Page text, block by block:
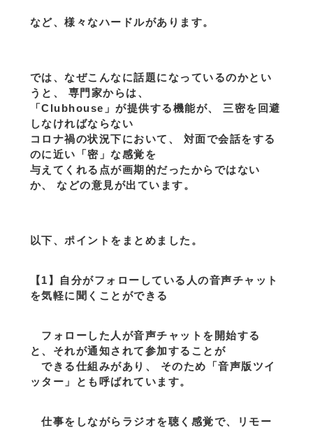
など、様々なハードルがあります。
では、なぜこんなに話題になっているのかとい
うと、 専門家からは、
「Clubhouse」が提供する機能が、 三密を回避
しなければならない
コロナ禍の状況下において、 対面で会話をする
のに近い「密」な感覚を
与えてくれる点が画期的だったからではない
か、 などの意見が出ています。
以下、ポイントをまとめました。
【1】自分がフォローしている人の音声チャット
を気軽に聞くことができる
フォローした人が音声チャットを開始する
と、それが通知されて参加することが
できる仕組みがあり、 そのため「音声版ツイ
ッター」とも呼ばれています。
仕事をしながらラジオを聴く感覚で、リモー